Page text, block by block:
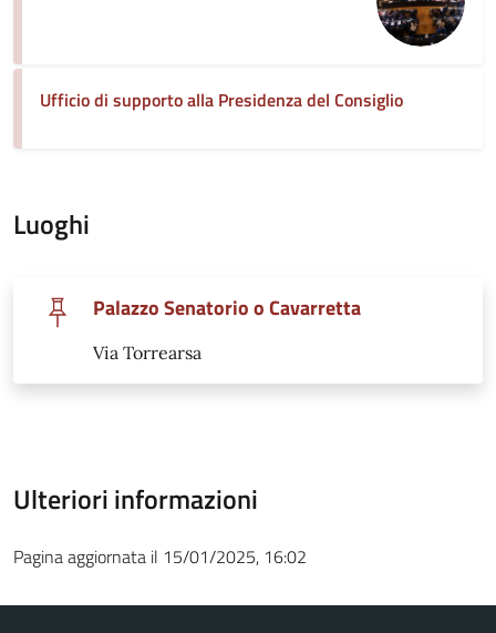
Ufficio di supporto alla Presidenza del Consiglio
Luoghi
Palazzo Senatorio o Cavarretta
Via Torrearsa
Ulteriori informazioni
Pagina aggiornata il 15/01/2025, 16:02